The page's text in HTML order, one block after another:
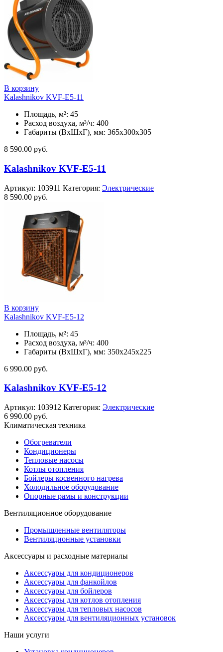
В корзину
Kalashnikov KVF-E5-11
Площадь, м²: 45
Расход воздуха, м³/ч: 400
Габариты (ВхШхГ), мм: 365x300x305
8 590.00 руб.
Kalashnikov KVF-E5-11
Артикул: 103911 Категория: Электрические
8 590.00 руб.
В корзину
Kalashnikov KVF-E5-12
Площадь, м²: 45
Расход воздуха, м³/ч: 400
Габариты (ВхШхГ), мм: 350x245x225
6 990.00 руб.
Kalashnikov KVF-E5-12
Артикул: 103912 Категория: Электрические
6 990.00 руб.
Климатическая техника
Обогреватели
Кондиционеры
Тепловые насосы
Котлы отопления
Бойлеры косвенного нагрева
Холодильное оборудование
Опорные рамы и конструкции
Вентиляционное оборудование
Промышленные вентиляторы
Вентиляционные установки
Аксессуары и расходные материалы
Аксессуары для кондиционеров
Аксессуары для фанкойлов
Аксессуары для бойлеров
Аксессуары для котлов отопления
Аксессуары для тепловых насосов
Аксессуары для вентиляционных установок
Наши услуги